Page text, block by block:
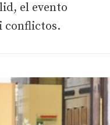
el evento
conflictos.